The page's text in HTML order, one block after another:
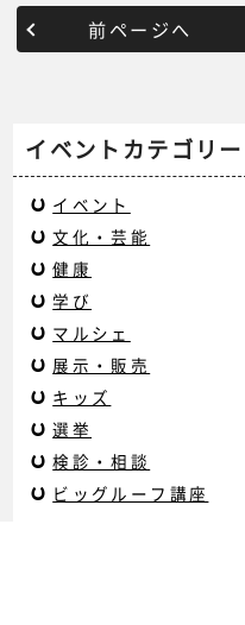
前ページへ
イベントカテゴリー
イベント
文化・芸能
健康
学び
マルシェ
展示・販売
キッズ
選挙
検診・相談
ビッグルーフ講座